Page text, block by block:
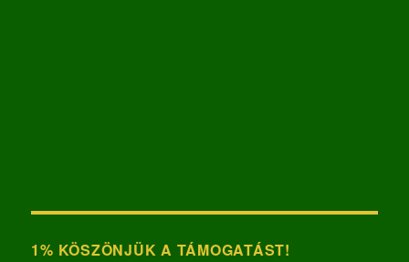
1% KÖSZÖNJÜK A TÁMOGATÁST!